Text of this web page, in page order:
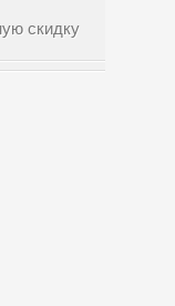
скидку